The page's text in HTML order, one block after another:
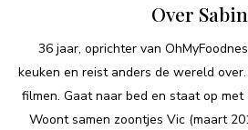
Over
36 jaar, oprichter van
keuken en reist anders de wereld
filmen. Gaat naar bed en staat op
Woont samen zoontjes Vic (maart